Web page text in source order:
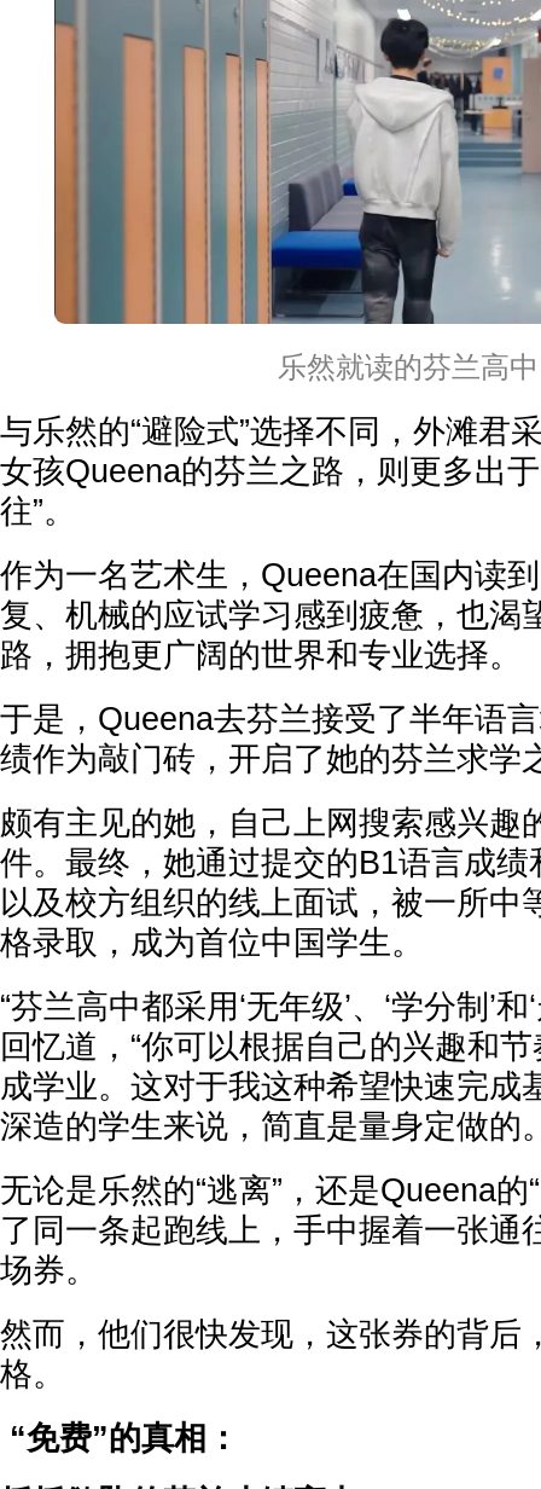
乐然就读的芬兰高中
与乐然的“避险式”选择不同，外滩君
女孩Queena的芬兰之路，则更多出
往”。
作为一名艺术生，Queena在国内读
复、机械的应试学习感到疲惫，也渴
路，拥抱更广阔的世界和专业选择。
于是，Queena去芬兰接受了半年语
绩作为敲门砖，开启了她的芬兰求学
颇有主见的她，自己上网搜索感兴趣
件。最终，她通过提交的B1语言成
以及校方组织的线上面试，被一所中
格录取，成为首位中国学生。
“芬兰高中都采用‘无年级’、‘学分制’和
回忆道，“你可以根据自己的兴趣和
成学业。这对于我这种希望快速完成
深造的学生来说，简直是量身定做的
无论是乐然的“逃离”，还是Queena的
了同一条起跑线上，手中握着一张通
场券。
然而，他们很快发现，这张券的背后
格。
“免费”的真相：